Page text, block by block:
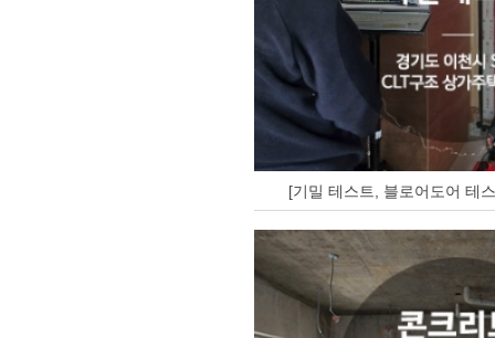
[기밀 테스트, 블로어도어 테